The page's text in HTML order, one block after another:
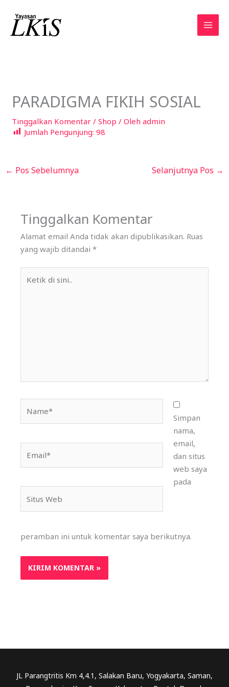
konten
PARADIGMA FIKIH SOSIAL
Tinggalkan Komentar /Shop / Olehadmin
Jumlah Pengunjung: 98
← Pos Sebelumnya Selanjutnya Pos →
Tinggalkan Komentar
Alamat email Anda tidak akan dipublikasikan. Ruas
yang wajib ditandai*
Web
Simpan
nama,
email,
dan situs
web saya
pada
peramban ini untuk komentar saya berikutnya.
JL Parangtritis Km 4,4.1, Salakan Baru, Yogyakarta, Saman,